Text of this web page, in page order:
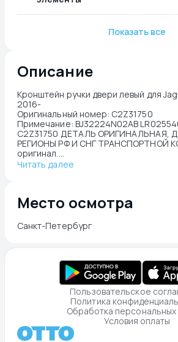
Показать все
Описание
Кронштейн ручки двери левый для
2016-
Оригинальный номер: C2Z31750
Примечание: BJ32224N02AB
C2Z31750 ДЕТАЛЬ ОРИГИНАЛЬНАЯ,
РЕГИОНЫ РФ И СНГ ТРАНСПОРТНОЙ
оригинал....
Читать далее
Место осмотра
Санкт-Петербург
Пользовательское
Политика
Обработка персональных
Условия оплаты